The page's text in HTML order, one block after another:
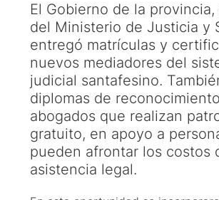
El Gobierno de la provincia,
del Ministerio de Justicia y
entregó matrículas y
nuevos mediadores del
judicial santafesino.
diplomas de
abogados que realizan
gratuito, en apoyo a
pueden afrontar los costos
asistencia legal.